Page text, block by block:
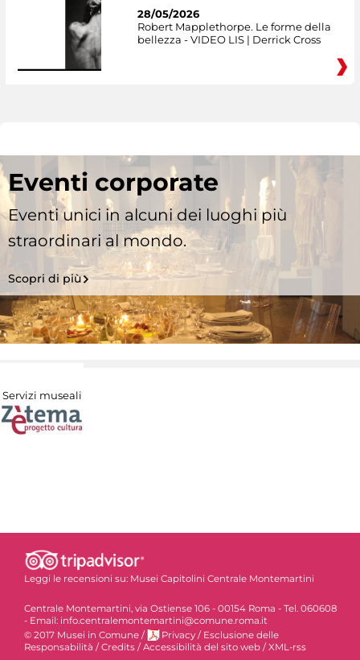
28/05/2026
Robert Mapplethorpe. Le forme della
bellezza - VIDEO LIS | Derrick Cross
Eventi corporate
Eventi unici in alcuni dei luoghi più
straordinari al mondo.
Scopri di più
Servizi museali
Leggi le recensioni su: Musei Capitolini Centrale Montemartini
Centrale Montemartini, via Ostiense 106 - 00154 Roma - Tel. 060608
- Email: info.centralemontemartini@comune.roma.it
© 2017 Musei in Comune / Privacy / Esclusione delle
Responsabilità / Credits / Accessibilità del sito web / XML-rss